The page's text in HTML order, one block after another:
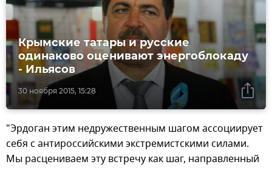
30 ноября 2015, 15:28
Крымские татары и русские
одинаково оценивают энергоблокаду
- Ильясов
"Эрдоган этим недружественным шагом ассоциирует
себя с антироссийскими экстремистскими силами.
Мы расцениваем эту встречу как шаг, направленный